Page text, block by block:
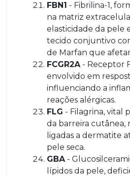
FBN1 - Fibrilina-1,
na matriz
elasticidade da pele
tecido conjuntivo
de Marfan que
FCGR2A- Receptor
envolvido em
influenciando a
reações alérgicas.
FLG - Filagrina, vital
da barreira cutânea,
ligadas a dermatite
pele seca.
GBA-
lípidos da pele,